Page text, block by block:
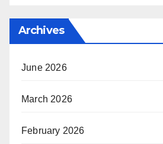
Archives
June 2026
March 2026
February 2026